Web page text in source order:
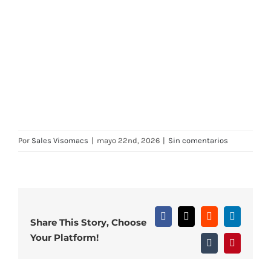
Por Sales Visomacs | mayo 22nd, 2026 | Sin comentarios
Share This Story, Choose
Your Platform!
Facebook
X RedditLinkedIn
TumblrPinterest